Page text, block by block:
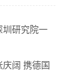
圳研究院一
阔 携德国